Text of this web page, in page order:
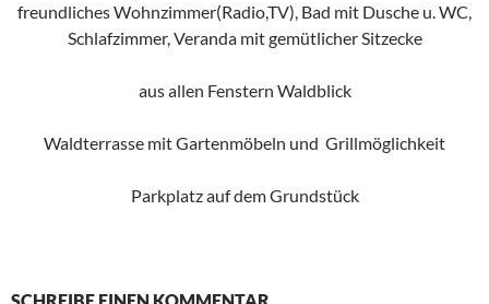
freundliches Wohnzimmer(Radio,TV), Bad mit Dusche u. WC,
Schlafzimmer, Veranda mit gemütlicher Sitzecke
aus allen Fenstern Waldblick
Waldterrasse mit Gartenmöbeln und Grillmöglichkeit
Parkplatz auf dem Grundstück